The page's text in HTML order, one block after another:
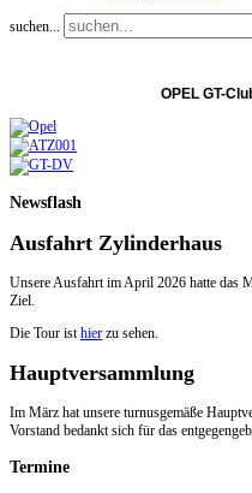
suchen...
OPEL GT-
Newsflash
Ausfahrt Zylinderhaus
Unsere Ausfahrt im April 2026 hatte das
Ziel.
Die Tour isthier zu sehen.
Hauptversammlung
Im März hat unsere turnusgemäße
Vorstand bedankt sich für das
Termine